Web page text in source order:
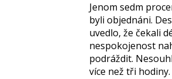
Jenom sedm
byli objednáni.
uvedlo, že čekali
nespokojenost
podráždit.
více než tři hodiny.